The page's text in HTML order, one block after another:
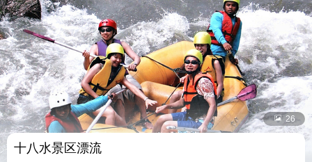
 26
十八水景区漂流
